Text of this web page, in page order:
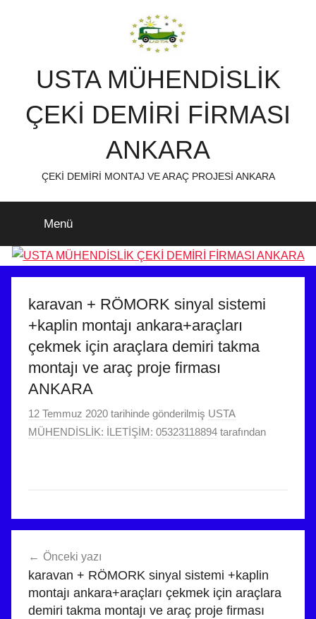
USTA MÜHENDİSLİK
ÇEKİ DEMİRİ FİRMASI
ANKARA
ÇEKİ DEMİRİ MONTAJ VE ARAÇ PROJESİ ANKARA
Menü
karavan + RÖMORK sinyal sistemi
+kaplin montajı ankara+araçları
çekmek için araçlara demiri takma
montajı ve araç proje firması
ANKARA
12 Temmuz 2020 tarihinde gönderilmiş USTA
MÜHENDİSLİK: İLETİŞİM: 05323118894 tarafından
gezinmesi
Önceki yazı
karavan + RÖMORK sinyal sistemi +kaplin
montajı ankara+araçları çekmek için araçlara
demiri takma montajı ve araç proje firması